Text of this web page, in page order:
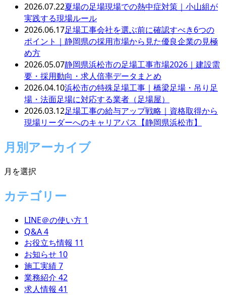
2026.07.22夏場の足場現場での熱中症対策｜小山組が
実践する現場ルール
2026.06.17足場工事会社を選ぶ前に確認すべき6つの
ポイント｜静岡県の採用市場から見た優良企業の見極
め方
2026.05.07静岡県浜松市の足場工事市場2026｜建設需
要・採用動向・求人倍率データまとめ
2026.04.10浜松市の特殊足場工事｜橋梁足場・吊り足
場・法面足場に対応する業者（足場屋）
2026.03.12足場工事の給与アップ戦略｜資格取得から
現場リーダーへのキャリアパス【静岡県浜松市】
月別アーカイブ
月を選択
カテゴリー
LINE＠の使い方 1
Q&A4
お役立ち情報 11
お知らせ 10
施工実績7
業務紹介 42
求人情報 41